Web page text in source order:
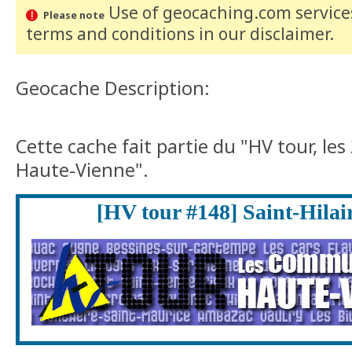
Please noteUse of geocaching.com
terms and conditions in our disclaimer.
Geocache Description:
Cette cache fait partie du "HV tour,
Haute-Vienne".
[HV tour #148] Saint-